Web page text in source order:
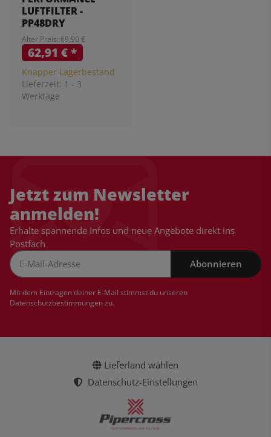
LUFTFILTER -
PP48DRY
Alter Preis: 69,90 €
62,91 €*
Knapper Lagerbestand
Lieferzeit: 1 - 3
Werktage
Jetzt zum Newsletter
anmelden!
Erhalte spannende Infos und neue Angebote direkt ins
Postfach
Abonnieren
Mit dem Eintragen deiner E-Mail stimmst du unseren
Datenschutzbestimmungenzu.
Lieferland wählen
Datenschutz-Einstellungen